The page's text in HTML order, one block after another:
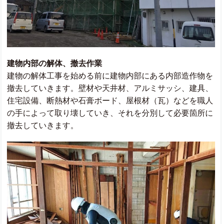
建物内部の解体、撤去作業
建物の解体工事を始める前に建物内部にある内部造作物を
撤去していきます。壁材や天井材、アルミサッシ、建具、
住宅設備、断熱材や石膏ボード、屋根材（瓦）などを職人
の手によって取り壊していき、それを分別して必要箇所に
撤去していきます。